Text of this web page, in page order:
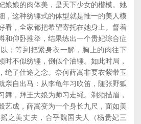
娘娘的肉体美，是天下少女的楷模。她
，这种纺锤式的体型就是惟一的美人模
看，全家都把希望寄托在她身上。督着
和仰卧推举，结果练出一个贵妃综合症
；等到把紧身衣一解，胸上的肉往下
时不似纺锤，倒似个油锤。如此时局，
绝了仕途之念。奈何薛嵩非要衣紫带玉
亲自出马：从李龟年习吹笛，随张野狐
舞，拜王大娘为师习走绳。剃须描眉，
艺成，薛嵩变为一个身长九尺，面如美
之美丈夫，合乎魏国夫人（杨贵妃三